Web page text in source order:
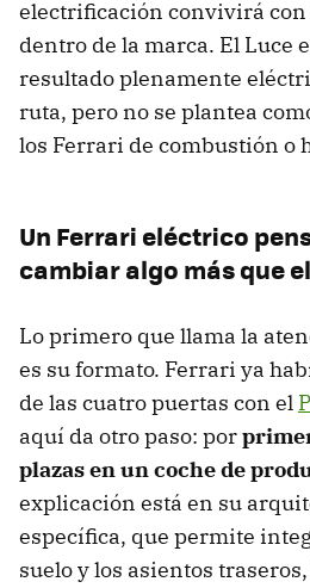
electrificación convivirá
dentro de la marca. El Luce
resultado plenamente
ruta, pero no se plantea
los Ferrari de combustión o
Un Ferrari eléctrico
cambiar algo más que
Lo primero que llama la
es su formato. Ferrari ya
de las cuatro puertas con el
aquí da otro paso: por
plazas en un coche de
explicación está en su
específica, que permite
suelo y los asientos